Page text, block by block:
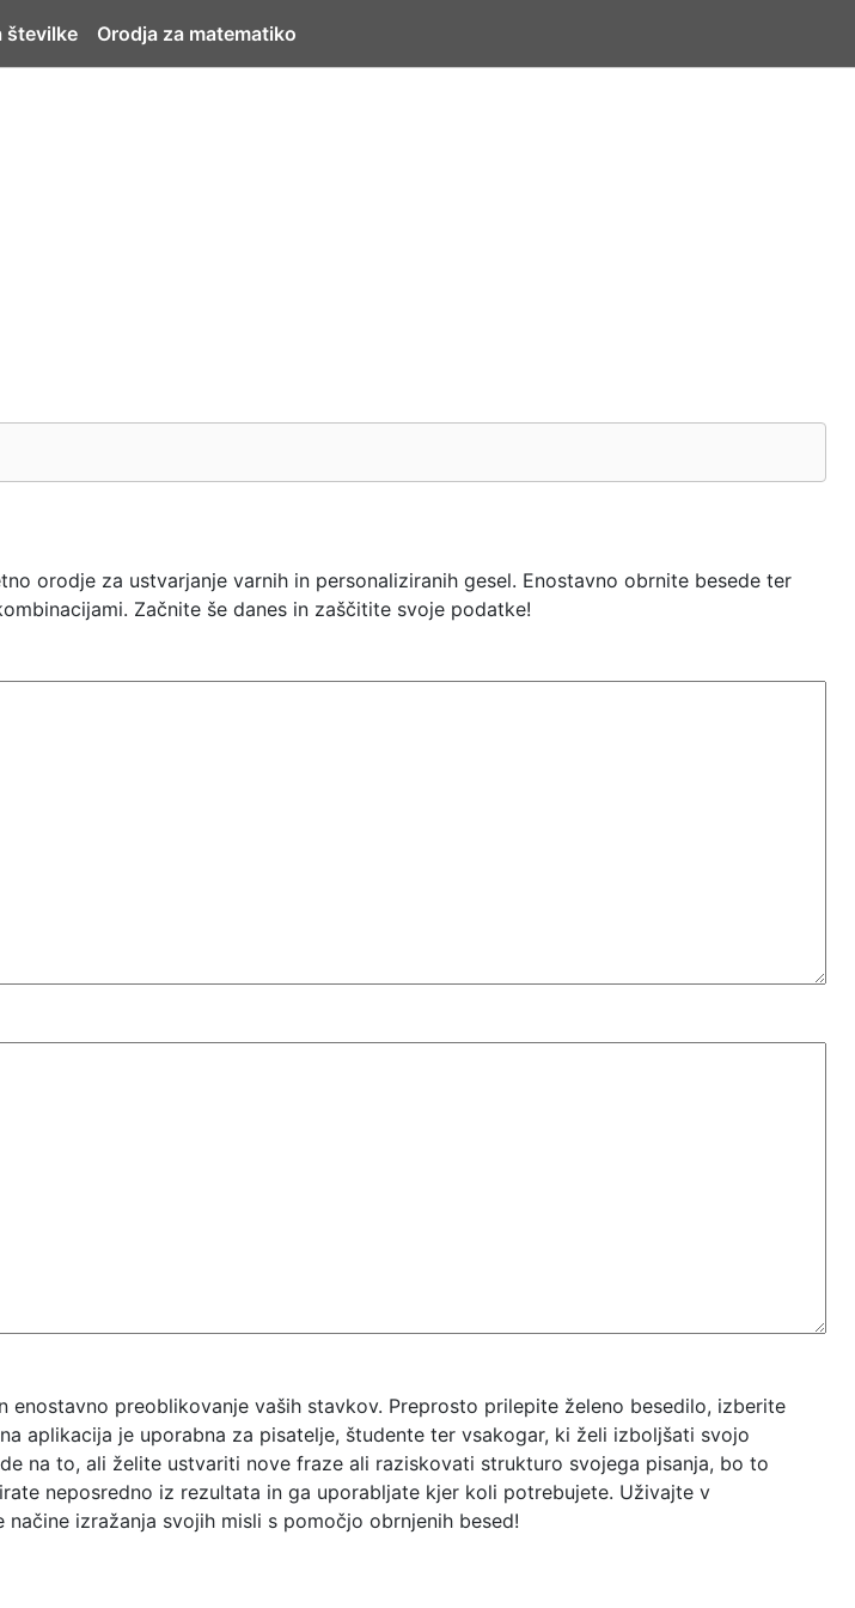
številke Orodja za matematiko
orodje za ustvarjanje varnih in personaliziranih gesel. Enostavno obrnite besede ter
Začnite še danes in zaščitite svoje podatke!
preoblikovanje vaših stavkov. Preprosto prilepite želeno besedilo, izberite
aplikacija je uporabna za pisatelje, študente ter vsakogar, ki želi izboljšati svojo
na to, ali želite ustvariti nove fraze ali raziskovati strukturo svojega pisanja, bo to
neposredno iz rezultata in ga uporabljate kjer koli potrebujete. Uživajte v
izražanja svojih misli s pomočjo obrnjenih besed!